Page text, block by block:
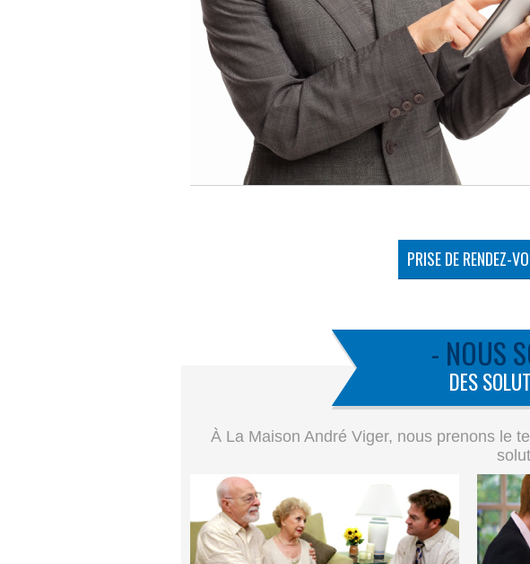
PRISE DE RENDEZ-
- NOUS
DES
À La Maison André Viger, nous prenons le